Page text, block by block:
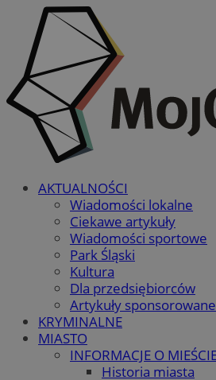
AKTUALNOŚCI
Wiadomości lokalne
Ciekawe artykuły
Wiadomości sportowe
Park Śląski
Kultura
Dla przedsiębiorców
Artykuły sponsorowane
KRYMINALNE
MIASTO
INFORMACJE O
Historia miasta